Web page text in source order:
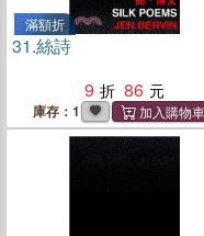
滿額折
31.絲詩
9
86
庫存：1